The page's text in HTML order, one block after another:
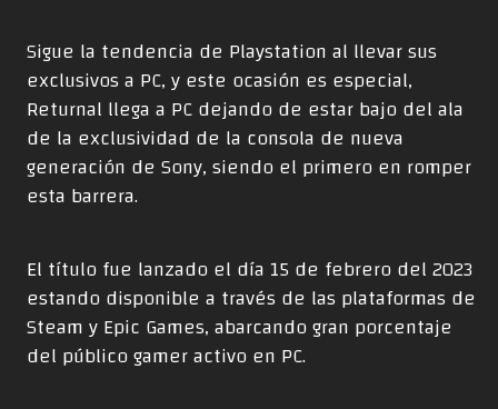
Sigue la tendencia de Playstation al llevar sus
exclusivos a PC, y este ocasión es especial,
Returnal llega a PC dejando de estar bajo del ala
de la exclusividad de la consola de nueva
generación de Sony, siendo el primero en romper
esta barrera.
El título fue lanzado el día 15 de febrero del 2023
estando disponible a través de las plataformas de
Steam y Epic Games, abarcando gran porcentaje
del público gamer activo en PC.